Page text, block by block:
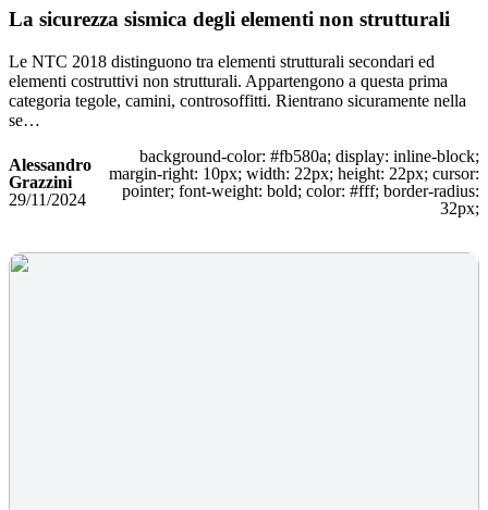
La sicurezza sismica degli elementi non strutturali
Le NTC 2018 distinguono tra elementi strutturali secondari ed
elementi costruttivi non strutturali. Appartengono a questa prima
categoria tegole, camini, controsoffitti. Rientrano sicuramente nella
se…
Alessandro
Grazzini
29/11/2024
background-color: #fb580a; display: inline-block;
margin-right: 10px; width: 22px; height: 22px; cursor:
pointer; font-weight: bold; color: #fff; border-radius:
32px;